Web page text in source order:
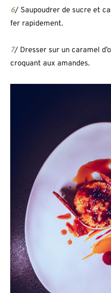
6/ Saupoudrer de sucre et
fer rapidement.
7/ Dresser sur un caramel
croquant aux amandes.